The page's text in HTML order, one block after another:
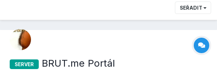
SEŘADIT
SERVER BRUT.me Portál